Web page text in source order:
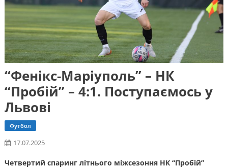
“Фенікс-Маріуполь” – НК
“Пробій” – 4:1. Поступаємось у
Львові
Футбол
17.07.2025
Четвертий спаринг літнього міжсезоння НК “Пробій”